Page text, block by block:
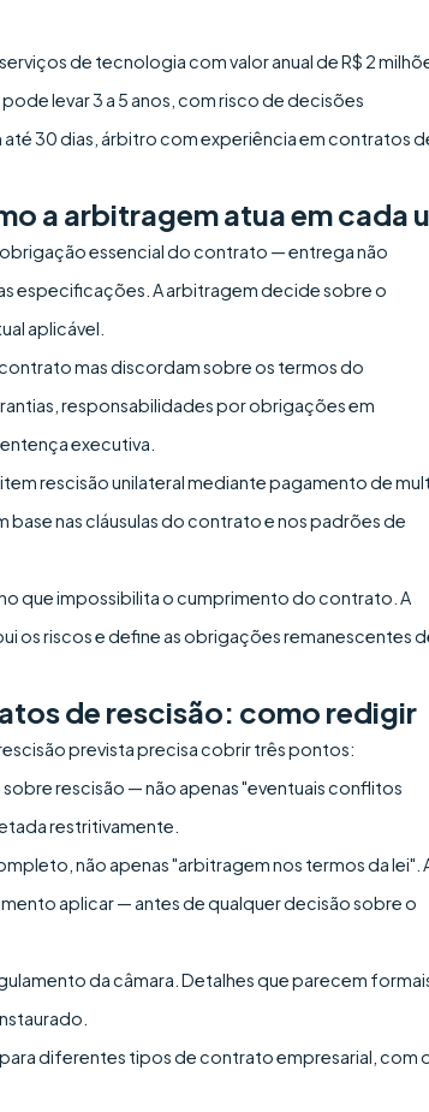
de tecnologia com valor anual de R$ 2
levar 3 a 5 anos, com risco de decisões
30 dias, árbitro com experiência em contratos
a arbitragem atua em cada
essencial do contrato — entrega não
especificações. A arbitragem decide sobre o
aplicável.
mas discordam sobre os termos do
responsabilidades por obrigações em
executiva.
rescisão unilateral mediante pagamento de
nas cláusulas do contrato e nos padrões de
que impossibilita o cumprimento do contrato. A
os riscos e define as obrigações remanescentes
de rescisão: como redigir
prevista precisa cobrir três pontos:
rescisão — não apenas "eventuais conflitos
restritivamente.
não apenas "arbitragem nos termos da lei".
aplicar — antes de qualquer decisão sobre o
da câmara. Detalhes que parecem
diferentes tipos de contrato empresarial, com